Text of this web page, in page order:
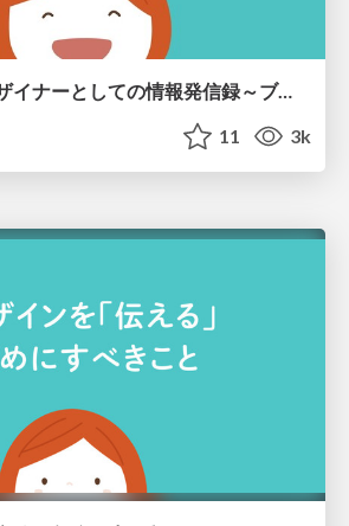
フリーランスデザイナーとしての情報発信録～ブログやSNSとの付き合い方～
11 3k